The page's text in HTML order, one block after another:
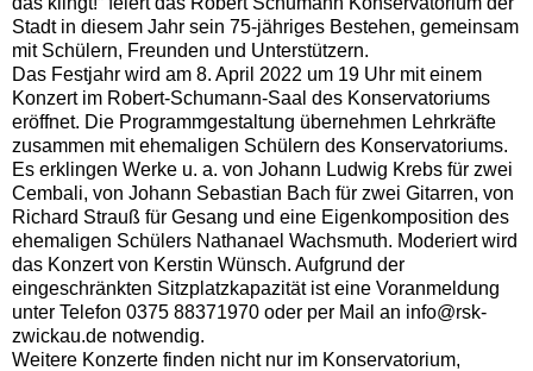
Stadt in diesem Jahr sein 75-jähriges Bestehen, gemeinsam
mit Schülern, Freunden und Unterstützern.
Das Festjahr wird am 8. April 2022 um 19 Uhr mit einem
Konzert im Robert-Schumann-Saal des Konservatoriums
eröffnet. Die Programmgestaltung übernehmen Lehrkräfte
zusammen mit ehemaligen Schülern des Konservatoriums.
Es erklingen Werke u. a. von Johann Ludwig Krebs für zwei
Cembali, von Johann Sebastian Bach für zwei Gitarren, von
Richard Strauß für Gesang und eine Eigenkomposition des
ehemaligen Schülers Nathanael Wachsmuth. Moderiert wird
das Konzert von Kerstin Wünsch. Aufgrund der
eingeschränkten Sitzplatzkapazität ist eine Voranmeldung
unter Telefon 0375 88371970 oder per Mail an info@rsk-
zwickau.de notwendig.
Weitere Konzerte finden nicht nur im Konservatorium,